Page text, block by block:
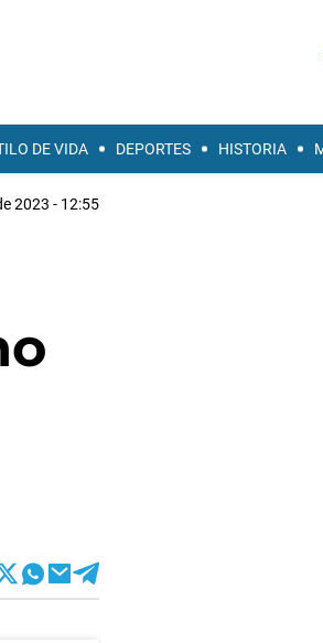
DE VIDA DEPORTES HISTORIA
2023 - 12:55